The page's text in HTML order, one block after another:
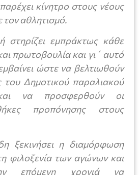
κίνητρο στους νέους
αθλητισμό.
στηρίζει εμπράκτως κάθε
πρωτοβουλία και γι΄ αυτό
ώστε να βελτιωθούν
του Δημοτικού παραλιακού
και να προσφερθούν οι
προπόνησης στους
ξεκινήσει η διαμόρφωση
φιλοξενία των αγώνων και
επόμενη χρονιά να